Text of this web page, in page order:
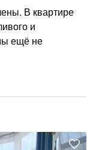
В квартире
и
ещё не